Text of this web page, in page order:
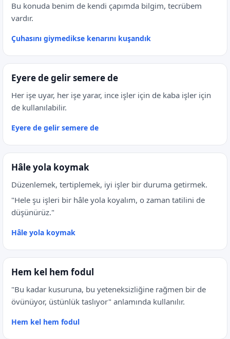
Bu konuda benim de kendi çapımda bilgim, tecrübem
vardır.
Çuhasını giymedikse kenarını kuşandık
Eyere de gelir semere de
Her işe uyar, her işe yarar, ince işler için de kaba işler için
de kullanılabilir.
Eyere de gelir semere de
Hâle yola koymak
Düzenlemek, tertiplemek, iyi işler bir duruma getirmek.
"Hele şu işleri bir hâle yola koyalım, o zaman tatilini de
düşünürüz."
Hâle yola koymak
Hem kel hem fodul
"Bu kadar kusuruna, bu yeteneksizliğine rağmen bir de
övünüyor, üstünlük taslıyor" anlamında kullanılır.
Hem kel hem fodul